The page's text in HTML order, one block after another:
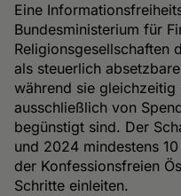
Eine
Bundesministerium für
Religionsgesellschaften
als steuerlich
während sie
ausschließlich von
begünstigt sind. Der
und 2024 mindestens
der Konfessionsfreien
Schritte einleiten.